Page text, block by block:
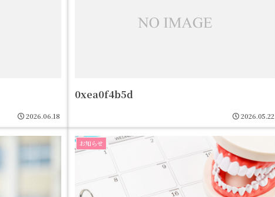
2026.06.18
0xea0f4b5d
2026.05.22
お知らせ